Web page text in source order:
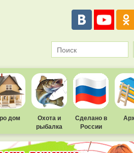
дом
Охота и
рыбалка
Сделано в
России